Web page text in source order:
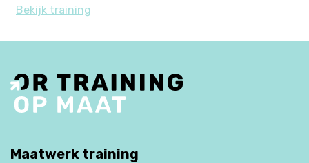
Bekijk training
Maatwerk training